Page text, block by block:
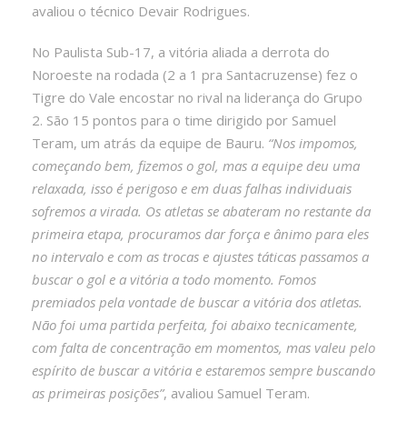
avaliou o técnico Devair Rodrigues.
No Paulista Sub-17, a vitória aliada a derrota do
Noroeste na rodada (2 a 1 pra Santacruzense) fez o
Tigre do Vale encostar no rival na liderança do Grupo
2. São 15 pontos para o time dirigido por Samuel
Teram, um atrás da equipe de Bauru. “Nos impomos,
começando bem, fizemos o gol, mas a equipe deu uma
relaxada, isso é perigoso e em duas falhas individuais
sofremos a virada. Os atletas se abateram no restante da
primeira etapa, procuramos dar força e ânimo para eles
no intervalo e com as trocas e ajustes táticas passamos a
buscar o gol e a vitória a todo momento. Fomos
premiados pela vontade de buscar a vitória dos atletas.
Não foi uma partida perfeita, foi abaixo tecnicamente,
com falta de concentração em momentos, mas valeu pelo
espírito de buscar a vitória e estaremos sempre buscando
as primeiras posições”, avaliou Samuel Teram.